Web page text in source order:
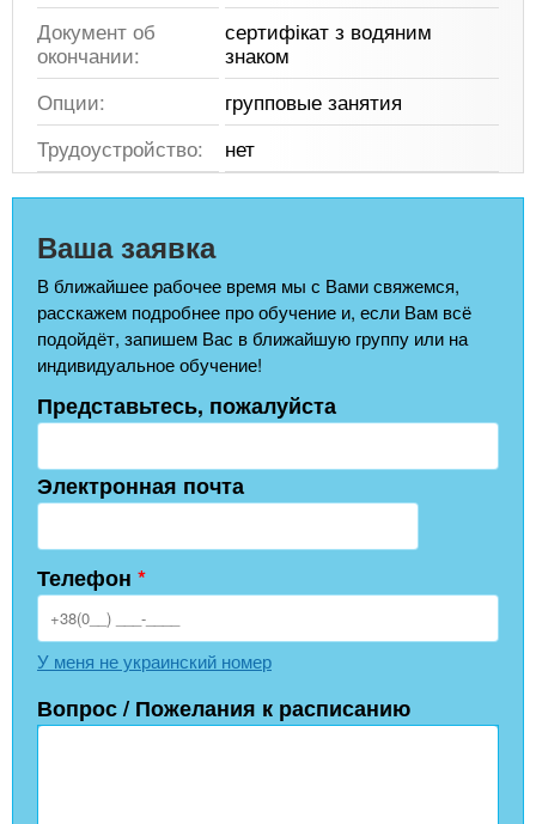
Документ об
окончании:
сертифікат з водяним
знаком
Опции:
групповые занятия
Трудоустройство:
нет
Ваша заявка
В ближайшее рабочее время мы с Вами свяжемся,
расскажем подробнее про обучение и, если Вам всё
подойдёт, запишем Вас в ближайшую группу или на
индивидуальное обучение!
Представьтесь, пожалуйста
Электронная почта
Телефон *
У меня не украинский номер
Вопрос / Пожелания к расписанию